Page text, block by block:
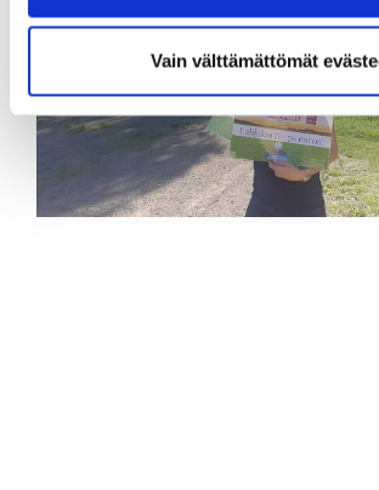
Vain välttämättömät